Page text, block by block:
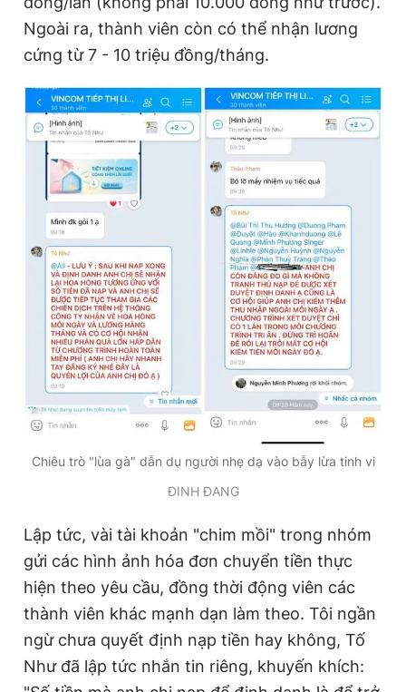
Ngoài ra, thành viên còn có thể nhận lương
cứng từ 7 - 10 triệu đồng/tháng.
Chiêu trò "lùa gà" dẫn dụ người nhẹ dạ vào bẫy lừa tinh vi
ĐINH ĐANG
Lập tức, vài tài khoản "chim mồi" trong nhóm
gửi các hình ảnh hóa đơn chuyển tiền thực
hiện theo yêu cầu, đồng thời động viên các
thành viên khác mạnh dạn làm theo. Tôi ngần
ngừ chưa quyết định nạp tiền hay không, Tố
Như đã lập tức nhắn tin riêng, khuyến khích: